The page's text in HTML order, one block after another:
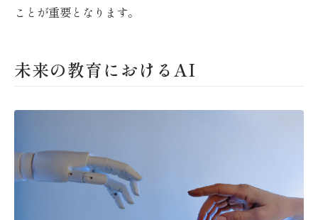
ことが重要となります。
未来の教育におけるAI